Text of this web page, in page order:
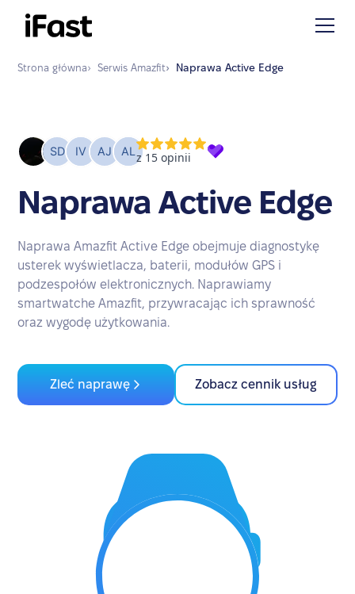
Strona główna› Serwis Amazfit› Naprawa Active Edge
Naprawa Active Edge
Naprawa Amazfit Active Edge obejmuje diagnostykę
usterek wyświetlacza, baterii, modułów GPS i
podzespołów elektronicznych. Naprawiamy
smartwatche Amazfit, przywracając ich sprawność
oraz wygodę użytkowania.
Zleć naprawę Zobacz cennik usług